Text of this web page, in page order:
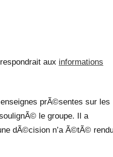
aux informations
prÃ©sentes sur les
le groupe. Il a
dÃ©cision n’a Ã©tÃ©